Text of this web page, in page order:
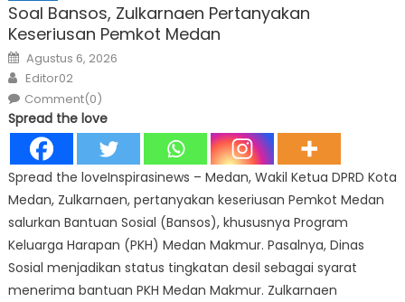
Soal Bansos, Zulkarnaen Pertanyakan
Keseriusan Pemkot Medan
Posted
on
Agustus 6, 2026
Author
Editor02
Comment(0)
Spread the love
Spread the loveInspirasinews – Medan, Wakil Ketua DPRD Kota
Medan, Zulkarnaen, pertanyakan keseriusan Pemkot Medan
salurkan Bantuan Sosial (Bansos), khususnya Program
Keluarga Harapan (PKH) Medan Makmur. Pasalnya, Dinas
Sosial menjadikan status tingkatan desil sebagai syarat
menerima bantuan PKH Medan Makmur. Zulkarnaen